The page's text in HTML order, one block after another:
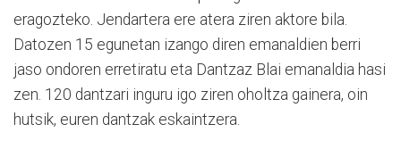
eragozteko. Jendartera ere atera ziren aktore bila.
Datozen 15 egunetan izango diren emanaldien berri
jaso ondoren erretiratu eta Dantzaz Blai emanaldia hasi
zen. 120 dantzari inguru igo ziren oholtza gainera, oin
hutsik, euren dantzak eskaintzera.